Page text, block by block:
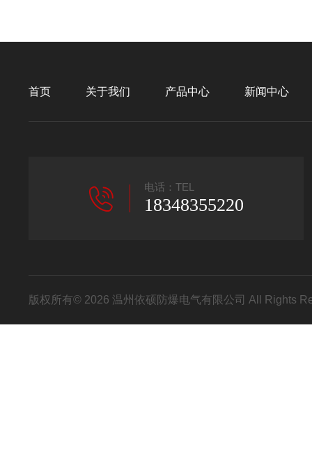
首页 关于我们 产品中心 新闻中心
电话：TEL
18348355220
版权所有© 2026 温州依硕防爆电气有限公司 All Rights